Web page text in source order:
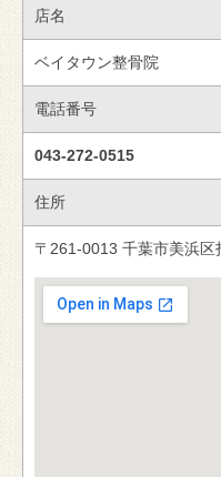
店名
ベイタウン整骨院
電話番号
043-272-0515
住所
〒261-0013 千葉市美浜